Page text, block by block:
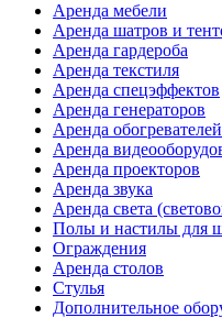
Аренда мебели
Аренда шатров и
Аренда гардероба
Аренда текстиля
Аренда спецэффектов
Аренда генераторов
Аренда обогревателей
Аренда
Аренда проекторов
Аренда звука
Аренда света
Полы и настилы для
Ограждения
Аренда столов
Стулья
Дополнительное